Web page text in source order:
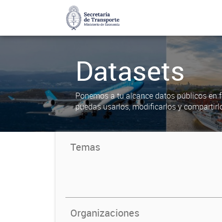
Datasets
Ponemos a tu alcance datos públicos en
puedas usarlos, modificarlos y
Temas
Organizaciones